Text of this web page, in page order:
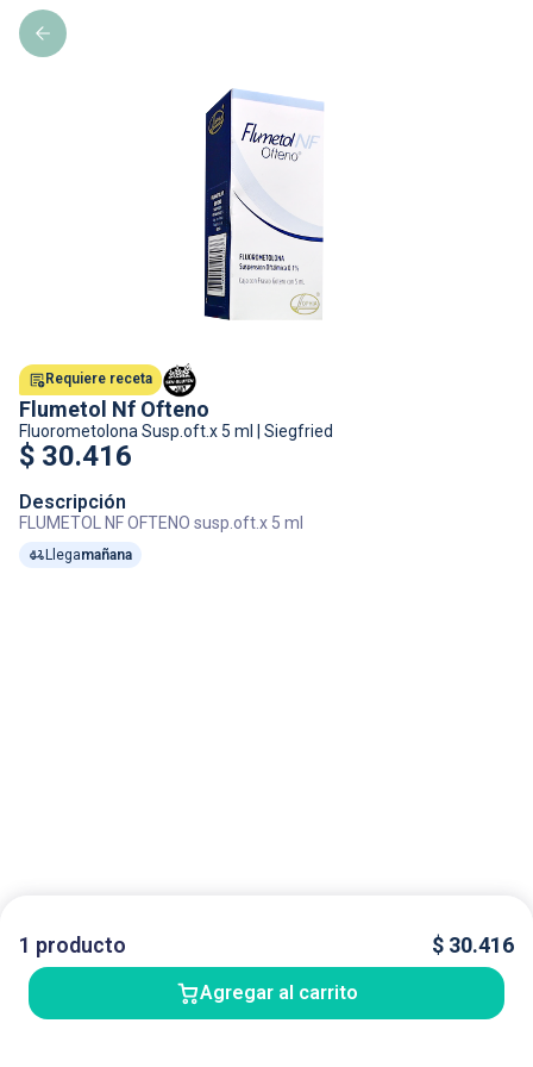
Requiere receta
Flumetol Nf Ofteno
Fluorometolona Susp.oft.x 5 ml Siegfried
$ 30.416
Descripción
FLUMETOL NF OFTENO susp.oft.x 5 ml
Llegamañana
1 producto $ 30.416
Agregar al carrito